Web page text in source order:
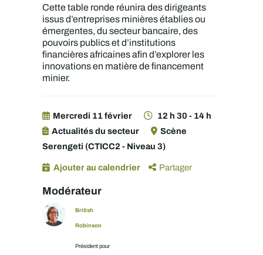
Cette table ronde réunira des dirigeants
issus d’entreprises minières établies ou
émergentes, du secteur bancaire, des
pouvoirs publics et d’institutions
financières africaines afin d’explorer les
innovations en matière de financement
minier.
Mercredi 11 février
12 h 30 - 14 h
Actualités du secteur
Scène
Serengeti (CTICC2 - Niveau 3)
Ajouter au calendrier
Partager
Modérateur
British
Robinson
Président pour